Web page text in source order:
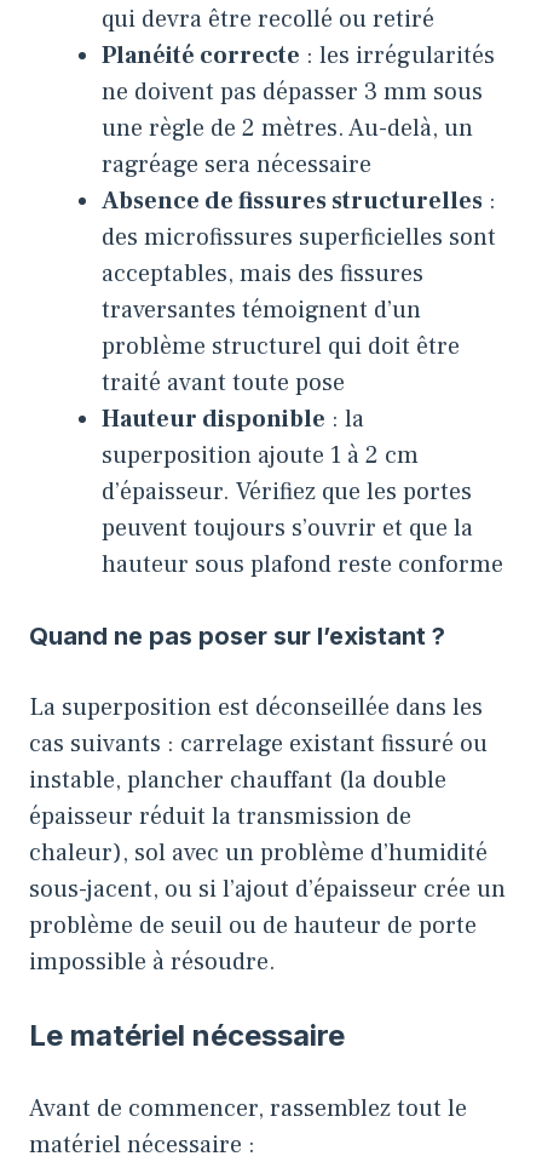
qui devra être recollé ou retiré
Planéité correcte : les irrégularités
ne doivent pas dépasser 3 mm sous
une règle de 2 mètres. Au-delà, un
ragréage sera nécessaire
Absence de fissures structurelles :
des microfissures superficielles sont
acceptables, mais des fissures
traversantes témoignent d’un
problème structurel qui doit être
traité avant toute pose
Hauteur disponible : la
superposition ajoute 1 à 2 cm
d’épaisseur. Vérifiez que les portes
peuvent toujours s’ouvrir et que la
hauteur sous plafond reste conforme
Quand ne pas poser sur l’existant ?
La superposition est déconseillée dans les
cas suivants : carrelage existant fissuré ou
instable, plancher chauffant (la double
épaisseur réduit la transmission de
chaleur), sol avec un problème d’humidité
sous-jacent, ou si l’ajout d’épaisseur crée un
problème de seuil ou de hauteur de porte
impossible à résoudre.
Le matériel nécessaire
Avant de commencer, rassemblez tout le
matériel nécessaire :